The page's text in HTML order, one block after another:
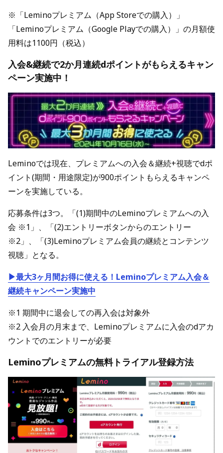
※「Leminoプレミアム（App Storeでの購入）」
「Leminoプレミアム（Google Playでの購入）」の月額使
用料は1100円（税込）
入会&継続で2か月連続dポイントがもらえるキャン
ペーン実施中！
Leminoでは現在、プレミアムへの入会＆継続+視聴でdポ
イント(期間・用途限定)が900ポイントもらえるキャンペ
ーンを実施している。
応募条件は3つ。「(1)期間中のLeminoプレミアムへの入
会 ※1」、「(2)エントリーボタンからのエントリー
※2」、「(3)Leminoプレミアム会員の継続とコンテンツ
視聴」となる。
▶最大3ヶ月間お得に使える！Leminoプレミアム入会＆
継続キャンペーン実施中
※1 期間中に退会しての再入会は対象外
※2 入会月の月末まで、Leminoプレミアムに入会のdアカ
ウントでのエントリーが必要
Leminoプレミアムの無料トライアル登録方法